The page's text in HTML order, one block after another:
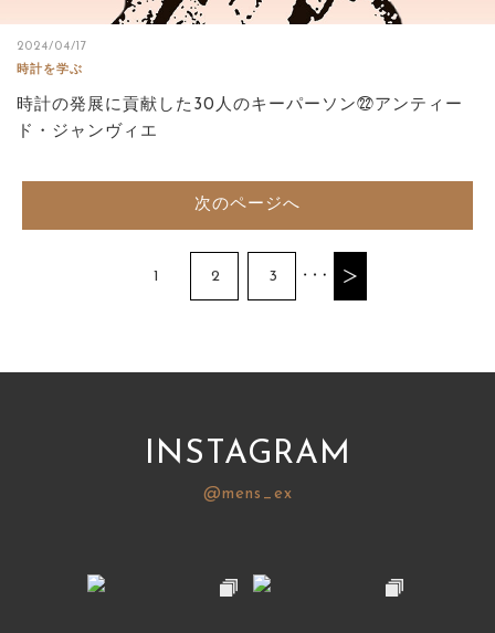
2024/04/17
時計を学ぶ
時計の発展に貢献した30人のキーパーソン㉒アンティー
ド・ジャンヴィエ
次のページへ
1 2 3
INSTAGRAM
@mens_ex